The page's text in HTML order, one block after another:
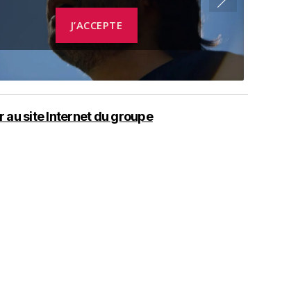
J’ACCEPTE
au site Internet du groupe